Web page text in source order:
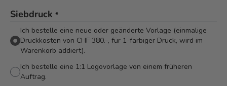
Siebdruck *
Ich bestelle eine neue oder geänderte Vorlage (einmalige
Druckkosten von CHF 380.–, für 1-farbiger Druck, wird im
Warenkorb addiert).
Ich bestelle eine 1:1 Logovorlage von einem früheren
Auftrag.